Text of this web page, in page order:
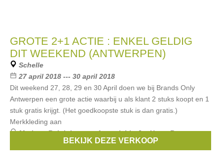
GROTE 2+1 ACTIE : ENKEL GELDIG
DIT WEEKEND (ANTWERPEN)
Schelle
27 april 2018 --- 30 april 2018
Dit weekend 27, 28, 29 en 30 April doen we bij Brands Only
Antwerpen een grote actie waarbij u als klant 2 stuks koopt en 1
stuk gratis krijgt. (Het goedkoopste stuk is dan gratis.)
Merkkleding aan
Merken:Ralph Lauren,Armani,Liu Jo,Hugo Boss,
BEKIJK DEZE VERKOOP